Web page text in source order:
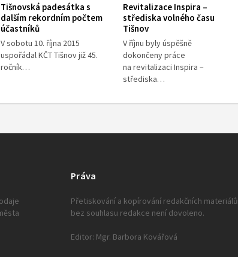
Tišnovská padesátka s
dalším rekordním počtem
účastníků
V sobotu 10. října 2015
uspořádal KČT Tišnov již 45.
ročník…
Revitalizace Inspira –
střediska volného času
Tišnov
V říjnu byly úspěšně
dokončeny práce
na revitalizaci Inspira –
střediska…
Práva
Přetiskování a kopírování redakčních materiálů
bez souhlasu redakce není dovoleno.
Editor: Mgr. Barbora Kovářová